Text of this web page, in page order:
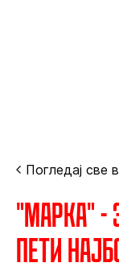
Погледај све
"Марка" -
пети